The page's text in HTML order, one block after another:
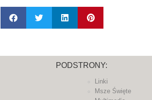
PODSTRONY:
Linki
Msze Święte